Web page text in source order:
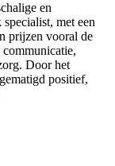
en
met een
prijzen vooral de
Door het
positief,